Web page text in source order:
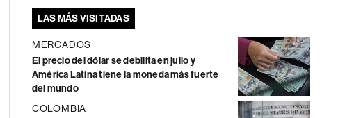
LAS MÁS VISITADAS
MERCADOS
El precio del dólar se debilita en julio y
América Latina tiene la moneda más fuerte
del mundo
COLOMBIA